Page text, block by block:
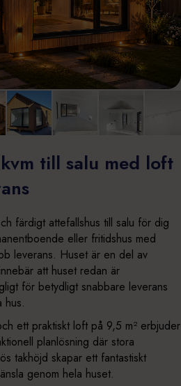
till salu med loft
färdigt attefallshus till salu för dig
eller fritidshus med
leverans. Huset är en del av
att huset redan är
för betydligt snabbare leverans
hus.
ett praktiskt loft på 9,5 m² erbjuder
planlösning där stora
takhöjd skapar ett fantastiskt
genom hela huset.